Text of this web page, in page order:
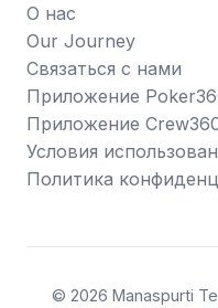
О нас
Our Journey
Связаться с нами
Приложение
Приложение
Условия
Политика
© 2026 Manaspurti